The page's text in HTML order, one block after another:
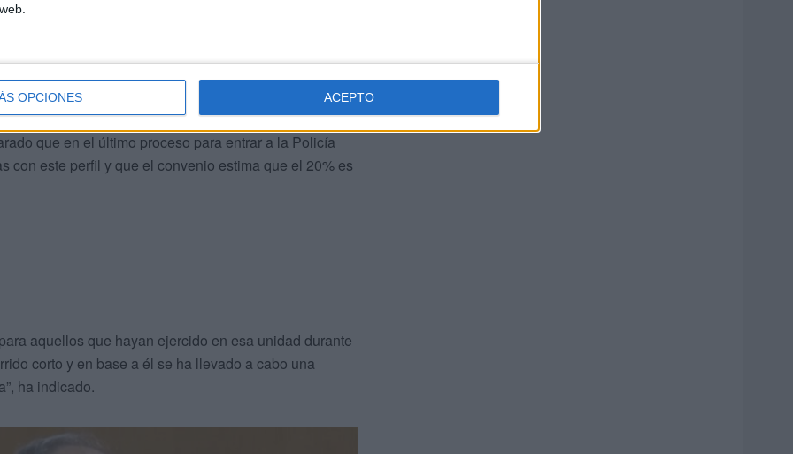
OPCIONES ACEPTO
que en el último proceso para entrar a la Policía
con este perfil y que el convenio estima que el 20% es
aquellos que hayan ejercido en esa unidad durante
corto y en base a él se ha llevado a cabo una
ha indicado.